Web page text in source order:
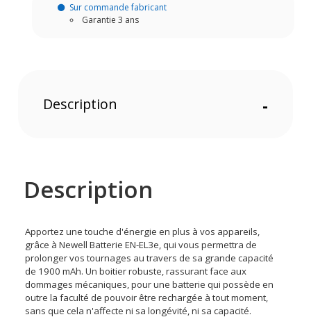
Sur commande fabricant
Garantie 3 ans
Description -
Description
Apportez une touche d'énergie en plus à vos appareils,
grâce à Newell Batterie EN-EL3e, qui vous permettra de
prolonger vos tournages au travers de sa grande capacité
de 1900 mAh. Un boitier robuste, rassurant face aux
dommages mécaniques, pour une batterie qui possède en
outre la faculté de pouvoir être rechargée à tout moment,
sans que cela n'affecte ni sa longévité, ni sa capacité.